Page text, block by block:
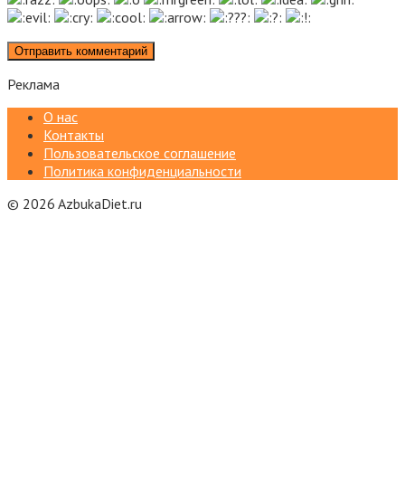
Реклама
О нас
Контакты
Пользовательское соглашение
Политика конфиденциальности
© 2026 AzbukaDiet.ru